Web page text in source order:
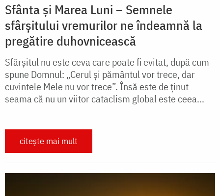
Sfânta și Marea Luni – Semnele
sfârșitului vremurilor ne îndeamnă la
pregătire duhovnicească
Sfârșitul nu este ceva care poate fi evitat, după cum
spune Domnul: „Cerul şi pământul vor trece, dar
cuvintele Mele nu vor trece”. Însă este de ținut
seama că nu un viitor cataclism global este ceea...
citește mai mult